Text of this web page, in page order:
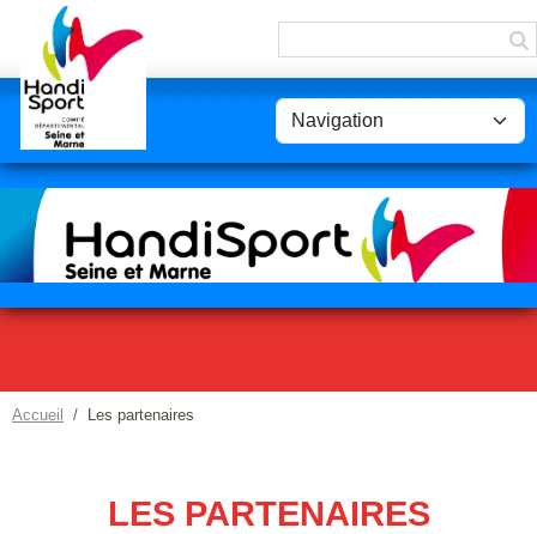
Accueil Les partenaires
LES PARTENAIRES
Panneau de gestion des cookies